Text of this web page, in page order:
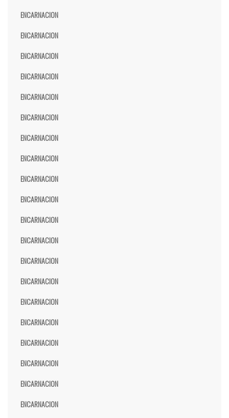
ENCARNACION
ENCARNACION
ENCARNACION
ENCARNACION
ENCARNACION
ENCARNACION
ENCARNACION
ENCARNACION
ENCARNACION
ENCARNACION
ENCARNACION
ENCARNACION
ENCARNACION
ENCARNACION
ENCARNACION
ENCARNACION
ENCARNACION
ENCARNACION
ENCARNACION
ENCARNACION